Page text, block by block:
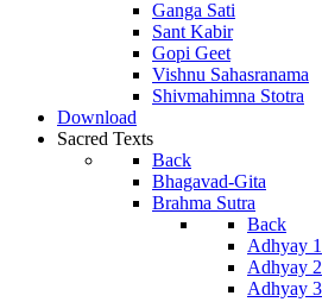
Ganga Sati
Sant Kabir
Gopi Geet
Vishnu Sahasranama
Shivmahimna Stotra
Download
Sacred Texts
Back
Bhagavad-Gita
Brahma Sutra
Back
Adhyay 1
Adhyay 2
Adhyay 3